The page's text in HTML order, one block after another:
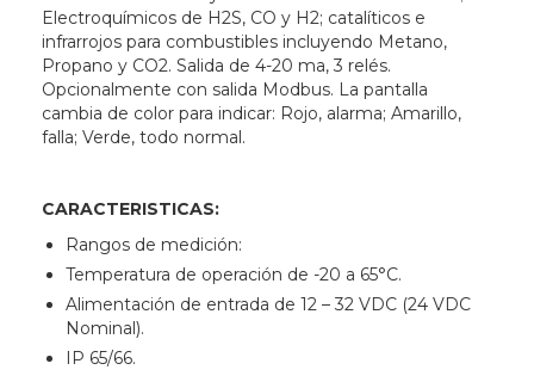
Electroquímicos de H2S, CO y H2; catalíticos e
infrarrojos para combustibles incluyendo Metano,
Propano y CO2. Salida de 4-20 ma, 3 relés.
Opcionalmente con salida Modbus. La pantalla
cambia de color para indicar: Rojo, alarma; Amarillo,
falla; Verde, todo normal.
CARACTERISTICAS:
Rangos de medición:
Temperatura de operación de -20 a 65°C.
Alimentación de entrada de 12 – 32 VDC (24 VDC
Nominal).
IP 65/66.